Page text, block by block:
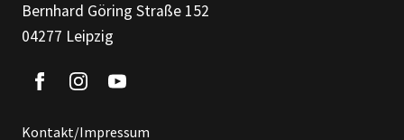
Bernhard Göring Straße 152
04277 Leipzig
Kontakt/Impressum